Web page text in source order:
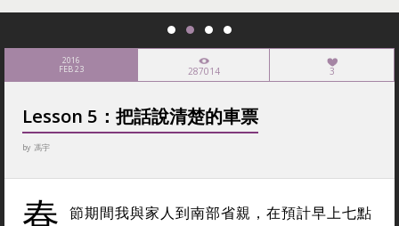
2016
FEB 23 287014 3
Lesson 5：把話說清楚的車票
by 馮宇
春 節期間我與家人到南部省親，在預計早上七點